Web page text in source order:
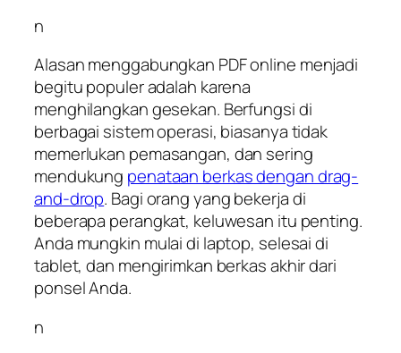
n
Alasan menggabungkan PDF online menjadi
begitu populer adalah karena
menghilangkan gesekan. Berfungsi di
berbagai sistem operasi, biasanya tidak
memerlukan pemasangan, dan sering
mendukung penataan berkas dengan drag-
and-drop. Bagi orang yang bekerja di
beberapa perangkat, keluwesan itu penting.
Anda mungkin mulai di laptop, selesai di
tablet, dan mengirimkan berkas akhir dari
ponsel Anda.
n